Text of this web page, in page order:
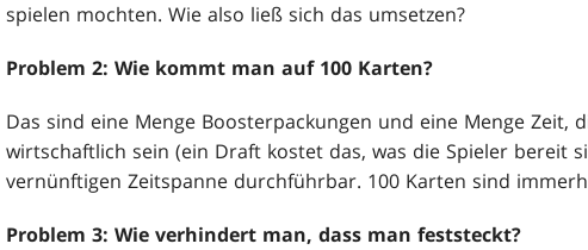
spielen mochten. Wie also ließ sich das umsetzen?
Problem 2: Wie kommt man auf 100 Karten?
Das sind eine Menge Boosterpackungen und eine Menge
wirtschaftlich sein (ein Draft kostet das, was die Spieler bereit
vernünftigen Zeitspanne durchführbar. 100 Karten sind
Problem 3: Wie verhindert man, dass man feststeckt?